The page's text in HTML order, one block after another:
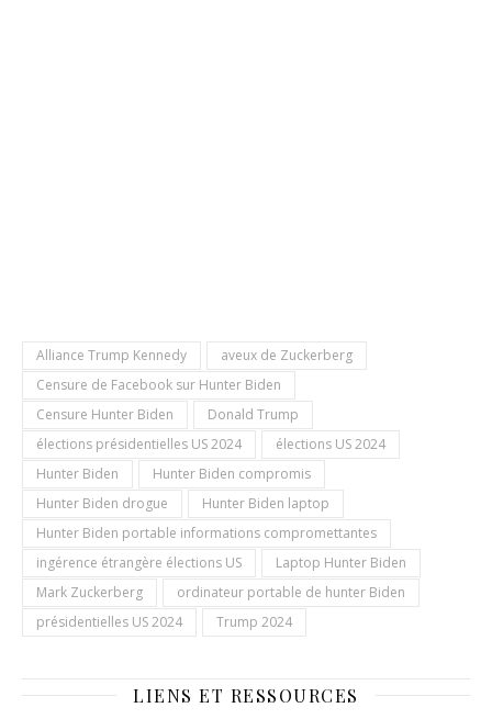
Alliance Trump Kennedy
aveux de Zuckerberg
Censure de Facebook sur Hunter Biden
Censure Hunter Biden
Donald Trump
élections présidentielles US 2024
élections US 2024
Hunter Biden
Hunter Biden compromis
Hunter Biden drogue
Hunter Biden laptop
Hunter Biden portable informations compromettantes
ingérence étrangère élections US
Laptop Hunter Biden
Mark Zuckerberg
ordinateur portable de hunter Biden
présidentielles US 2024
Trump 2024
LIENS ET RESSOURCES